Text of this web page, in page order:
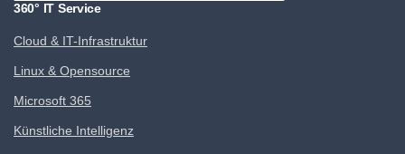
360° IT Service
Cloud & IT-Infrastruktur
Linux & Opensource
Microsoft 365
Künstliche Intelligenz